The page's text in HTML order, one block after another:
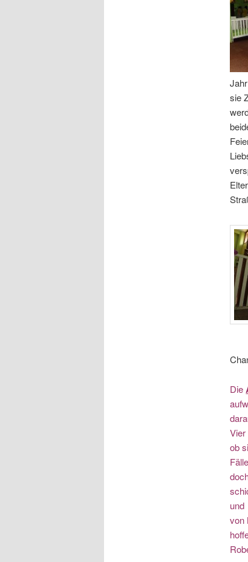
sie
Die
ob
von